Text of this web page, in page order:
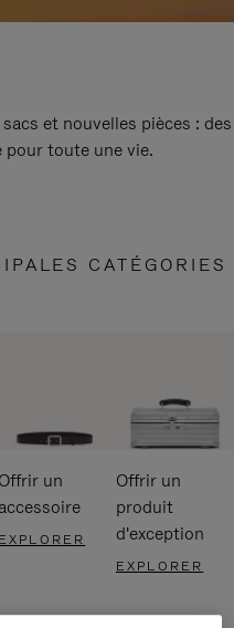
et nouvelles pièces : des
pour toute une vie.
CATÉGORIES
Offrir un
EXPLORER
Offrir un
produit
d'exception
EXPLORER